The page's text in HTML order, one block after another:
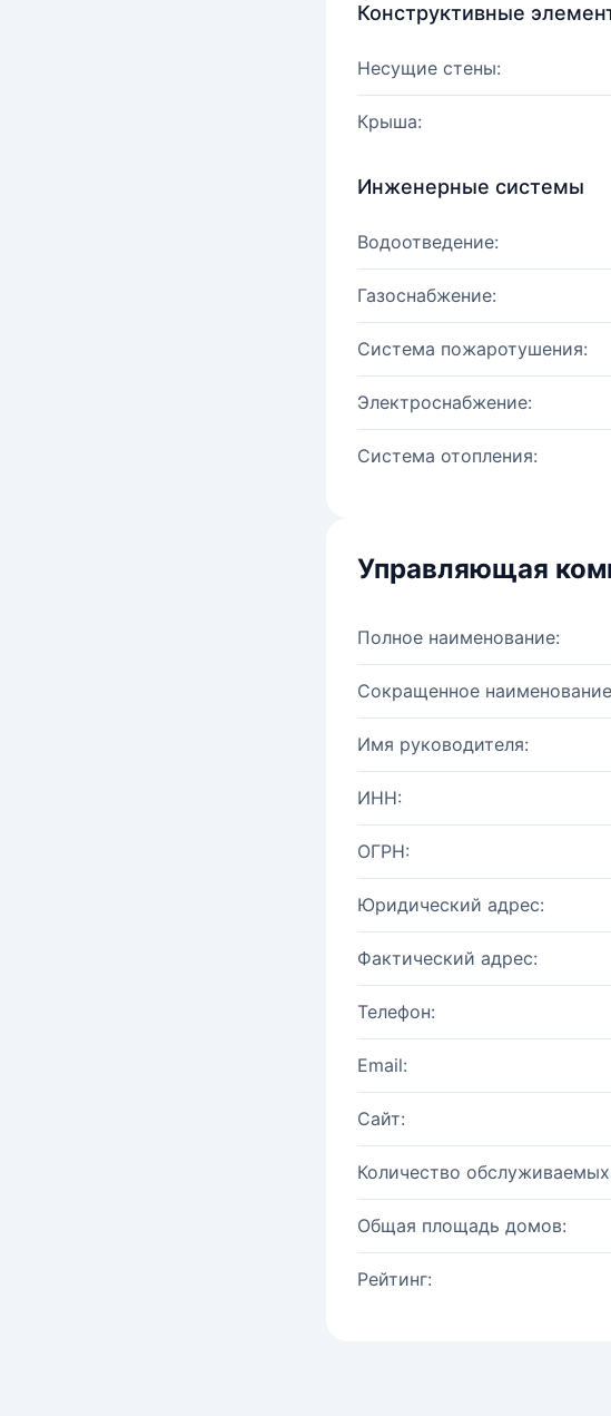
Конструктивные
Несущие стены:
Крыша:
Инженерные системы
Водоотведение:
Газоснабжение:
Система пожаротушения:
Электроснабжение:
Система отопления:
Управляющая
Полное наименование:
Сокращенное
Имя руководителя:
ИНН:
ОГРН:
Юридический адрес:
Фактический адрес:
Телефон:
Email:
Сайт:
Количество
Общая площадь домов:
Рейтинг: